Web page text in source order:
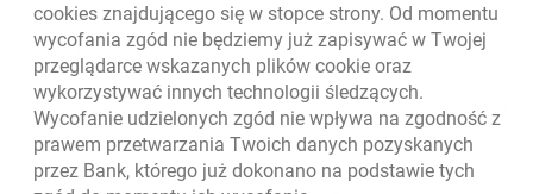
CHF 4.4317 4.777
GBP 4.8313 5.2077
5.08.2026, 12:49:02
cookies znajdującego się w stopce strony. Od momentu
wycofania zgód nie będziemy już zapisywać w Twojej
przeglądarce wskazanych plików cookie oraz
wykorzystywać innych technologii śledzących.
Wycofanie udzielonych zgód nie wpływa na zgodność z
prawem przetwarzania Twoich danych pozyskanych
przez Bank, którego już dokonano na podstawie tych